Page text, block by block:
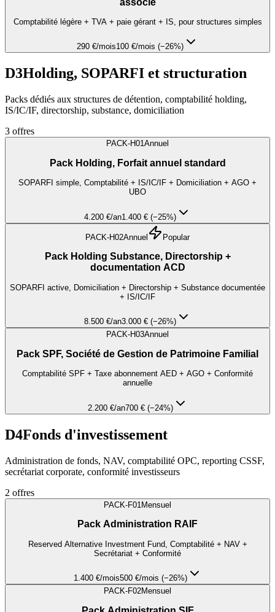
Comptabilité légère + TVA + paie gérant + IS, pour structures simples
290 €/mois100 €/mois (−26%)
D3Holding, SOPARFI et structuration
Packs dédiés aux structures de détention, comptabilité holding,
IS/IC/IF, directorship, substance, domiciliation
3 offres
PACK-H01Annuel
Pack Holding, Forfait annuel standard
SOPARFI simple, Comptabilité + IS/IC/IF + Domiciliation + AGO +
UBO
4.200 €/an1.400 € (−25%)
PACK-H02Annuel Popular
Pack Holding Substance, Directorship +
documentation ACD
SOPARFI active, Domiciliation + Directorship + Substance documentée
+ IS/IC/IF
8.500 €/an3.000 € (−26%)
PACK-H03Annuel
Pack SPF, Société de Gestion de Patrimoine Familial
Comptabilité SPF + Taxe abonnement AED + AGO + Conformité
annuelle
2.200 €/an700 € (−24%)
D4Fonds d'investissement
Administration de fonds, NAV, comptabilité OPC, reporting CSSF,
secrétariat corporate, conformité investisseurs
2 offres
PACK-F01 Mensuel
Pack Administration RAIF
Reserved Alternative Investment Fund, Comptabilité + NAV +
Secrétariat + Conformité
1.400 €/mois500 €/mois (−26%)
PACK-F02Mensuel